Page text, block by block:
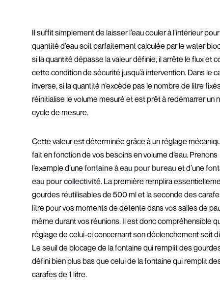
Il suffit simplement de laisser l’eau couler à l’intérieur
quantité d’eau soit parfaitement calculée par le water
si la quantité dépasse la valeur définie, il arrête le flux et
cette condition de sécurité jusqu’à intervention. Dans le
inverse, si la quantité n’excède pas le nombre de litre
réinitialise le volume mesuré et est prêt à redémarrer un
cycle de mesure.
Cette valeur est déterminée grâce à un réglage
fait en fonction de vos besoins en volume d’eau. Prenons
l’exemple d’unefontaine à eau pour bureau et d’une
eau pour collectivité. La première remplira
gourdes réutilisables de 500 ml et la seconde des
litre pour vos moments de détente dans vos salles de
même durant vos réunions. Il est donc compréhensible
réglage de celui-ci concernant son déclenchement soit
Le seuil de blocage de la fontaine qui remplit des
défini bien plus bas que celui de la fontaine qui remplit
carafes de 1 litre.